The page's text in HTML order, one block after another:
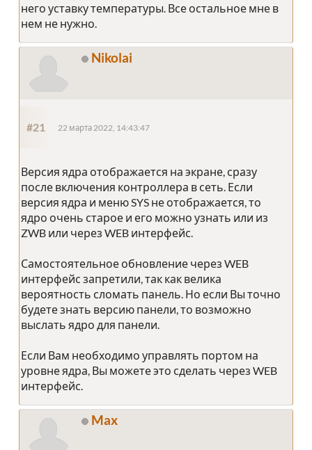
него уставку температуры. Все остальное мне в
нем не нужно.
Nikolai
#21 22 марта 2022, 14:43:47
Версия ядра отображается на экране, сразу
после включения контроллера в сеть. Если
версия ядра и меню SYS не отображается, то
ядро очень старое и его можно узнать или из
ZWB или через WEB интерфейс.
Самостоятельное обновление через WEB
интерфейс запретили, так как велика
вероятность сломать панель. Но если Вы точно
будете знать версию панели, то возможно
выслать ядро для панели.
Если Вам необходимо управлять портом на
уровне ядра, Вы можете это сделать через WEB
интерфейс.
Max